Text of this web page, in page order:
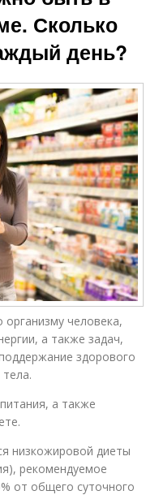
Сколько
день?
человека,
а также задач,
здорового
а также
низкожировой диеты
рекомендуемое
от общего суточного